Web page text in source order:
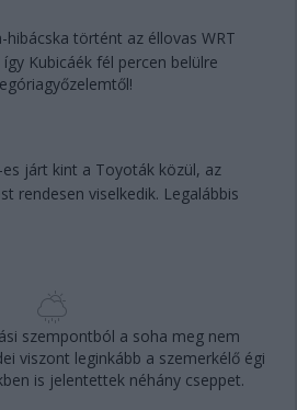
hibácska történt az éllovas WRT
Kubicáék fél percen belülre
járt kint a Toyoták közül, az
rendesen viselkedik. Legalábbis
szempontból a soha meg nem
viszont leginkább a szemerkélő égi
is jelentettek néhány cseppet.